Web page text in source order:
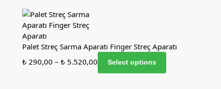
Palet Streç Sarma Aparatı Finger Streç Aparatı
₺ 290,00 – ₺ 5.520,00 Select options